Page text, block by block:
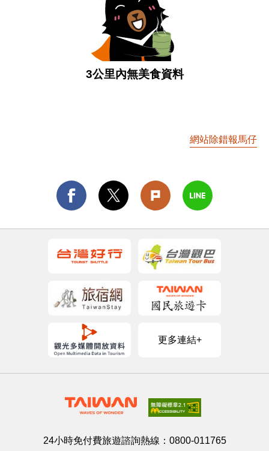
3公里內無美食資料
網站除錯報馬仔
更多連結+
24小時免付費旅遊諮詢熱線： 0800-011765